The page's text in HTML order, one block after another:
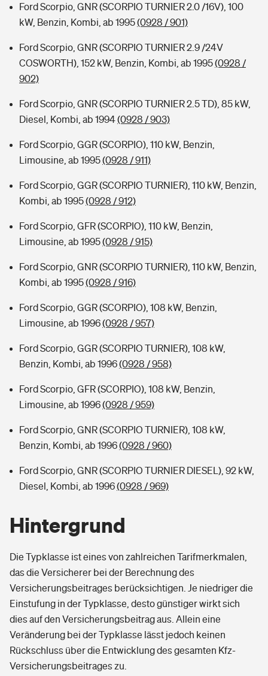
Ford Scorpio, GNR (SCORPIO TURNIER 2.0 /16V), 100
kW, Benzin, Kombi, ab 1995(0928 / 901)
Ford Scorpio, GNR (SCORPIO TURNIER 2.9 /24V
COSWORTH), 152 kW, Benzin, Kombi, ab 1995(0928 /
902)
Ford Scorpio, GNR (SCORPIO TURNIER 2.5 TD), 85 kW,
Diesel, Kombi, ab 1994(0928 / 903)
Ford Scorpio, GGR (SCORPIO), 110 kW, Benzin,
Limousine, ab 1995(0928 / 911)
Ford Scorpio, GGR (SCORPIO TURNIER), 110 kW, Benzin,
Kombi, ab 1995(0928 / 912)
Ford Scorpio, GFR (SCORPIO), 110 kW, Benzin,
Limousine, ab 1995(0928 / 915)
Ford Scorpio, GNR (SCORPIO TURNIER), 110 kW, Benzin,
Kombi, ab 1995(0928 / 916)
Ford Scorpio, GGR (SCORPIO), 108 kW, Benzin,
Limousine, ab 1996(0928 / 957)
Ford Scorpio, GGR (SCORPIO TURNIER), 108 kW,
Benzin, Kombi, ab 1996(0928 / 958)
Ford Scorpio, GFR (SCORPIO), 108 kW, Benzin,
Limousine, ab 1996(0928 / 959)
Ford Scorpio, GNR (SCORPIO TURNIER), 108 kW,
Benzin, Kombi, ab 1996(0928 / 960)
Ford Scorpio, GNR (SCORPIO TURNIER DIESEL), 92 kW,
Diesel, Kombi, ab 1996(0928 / 969)
Hintergrund
Die Typklasse ist eines von zahlreichen Tarifmerkmalen,
das die Versicherer bei der Berechnung des
Versicherungsbeitrages berücksichtigen. Je niedriger die
Einstufung in der Typklasse, desto günstiger wirkt sich
dies auf den Versicherungsbeitrag aus. Allein eine
Veränderung bei der Typklasse lässt jedoch keinen
Rückschluss über die Entwicklung des gesamten Kfz-
Versicherungsbeitrages zu.